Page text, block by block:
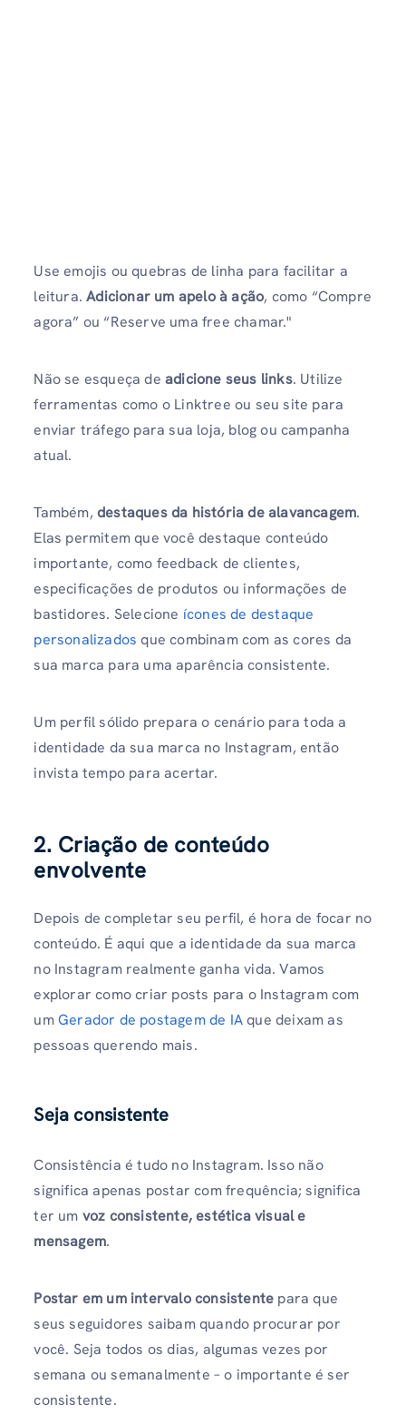
Use emojis ou quebras de linha para facilitar a
leitura.Adicionar um apelo à ação, como “Compre
agora” ou “Reserve uma free chamar."
Não se esqueça de adicione seus links. Utilize
ferramentas como o Linktree ou seu site para
enviar tráfego para sua loja, blog ou campanha
atual.
Também, destaques da história de alavancagem.
Elas permitem que você destaque conteúdo
importante, como feedback de clientes,
especificações de produtos ou informações de
bastidores. Selecione ícones de destaque
personalizados que combinam com as cores da
sua marca para uma aparência consistente.
Um perfil sólido prepara o cenário para toda a
identidade da sua marca no Instagram, então
invista tempo para acertar.
2. Criação de conteúdo
envolvente
Depois de completar seu perfil, é hora de focar no
conteúdo. É aqui que a identidade da sua marca
no Instagram realmente ganha vida. Vamos
explorar como criar posts para o Instagram com
umGerador de postagem de IAque deixam as
pessoas querendo mais.
Seja consistente
Consistência é tudo no Instagram. Isso não
significa apenas postar com frequência; significa
ter um voz consistente, estética visual e
mensagem.
Postar em um intervalo consistente para que
seus seguidores saibam quando procurar por
você. Seja todos os dias, algumas vezes por
semana ou semanalmente – o importante é ser
consistente.